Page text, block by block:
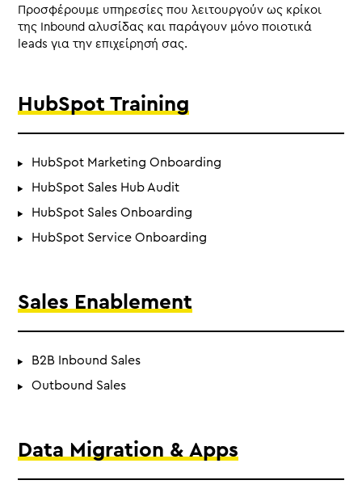
Προσφέρουμε υπηρεσίες που λειτουργούν ως κρίκοι
της Inbound αλυσίδας και παράγουν μόνο ποιοτικά
leads για την επιχείρησή σας.
HubSpot Training
HubSpot Marketing Onboarding
HubSpot Sales Hub Audit
HubSpot Sales Onboarding
HubSpot Service Onboarding
Sales Enablement
B2B Inbound Sales
Outbound Sales
Data Migration & Apps